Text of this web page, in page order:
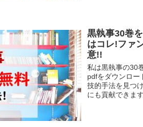
黒執事30巻
はコレ!ファ
意!!
私は黒執事の30
pdfをダウンロー
技的手法を見つ
にも貢献できま